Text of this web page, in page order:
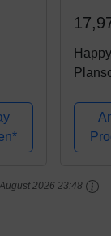
2026 23:48